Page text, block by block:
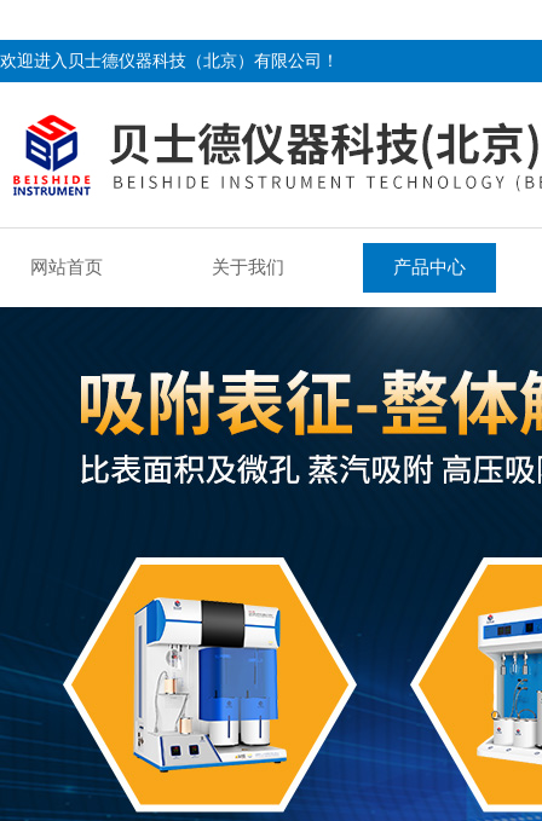
欢迎进入贝士德仪器科技（北京）有限公司！
网站首页 关于我们 产品中心